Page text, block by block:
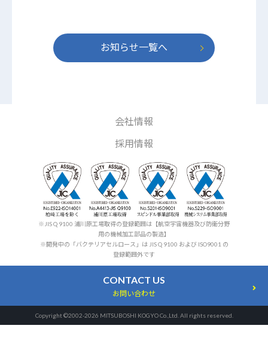
お知らせ一覧へ
会社情報
採用情報
※JIS Q 9100 浦川原工場取得の登録範囲は【航空宇宙機器及び防衛分野
用の機械加工部品の製造】
※開発中の「バクテリアセルロース」は JIS Q 9100 および ISO9001 の
登録範囲外です
CONTACT US
お問い合わせ
Copyright ©2002-2026 MITSUBOSHI KOGYO Co.,Ltd. All rights reserved.